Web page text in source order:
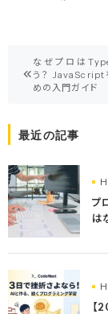
ビ
ゲ
ー
シ
ョ
ン
なぜプロは
う？ JavaScript
めの入門ガイド
最近の記事
プ
は
【